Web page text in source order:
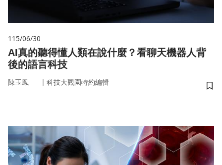
115/06/30
AI真的聽得懂人類在說什麼？看聊天機器人背
後的語言科技
陳玉鳳 ｜ 科技大觀園特約編輯
儲